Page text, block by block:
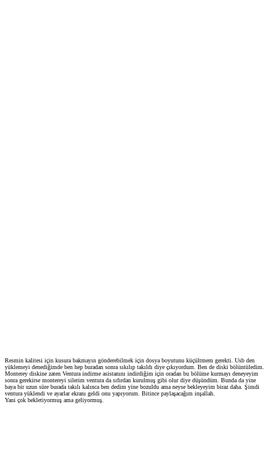
Resmin kalitesi için kusura bakmayın gönderebilmek için dosya boyutunu küçültmem gerekti. Usb den
yüklemeyi denediğimde ben hep buradan sonra sıkılıp takıldı diye çıkıyordum. Ben de diski bölüntüledim.
Monterey diskine zaten Ventura indirme asistanını indirdiğim için oradan bu bölüme kurmayı deneyeyim
sonra gerekirse montereyi silerim ventura da sıfırdan kurulmuş gibi olur diye düşündüm. Bunda da yine
baya bir uzun süre burada takılı kalınca ben dedim yine bozuldu ama neyse bekleyeyim biraz daha. Şimdi
ventura yüklendi ve ayarlar ekranı geldi onu yapıyorum. Bitince paylaşacağım inşallah.
Yani çok bekletiyormuş ama geliyormuş.